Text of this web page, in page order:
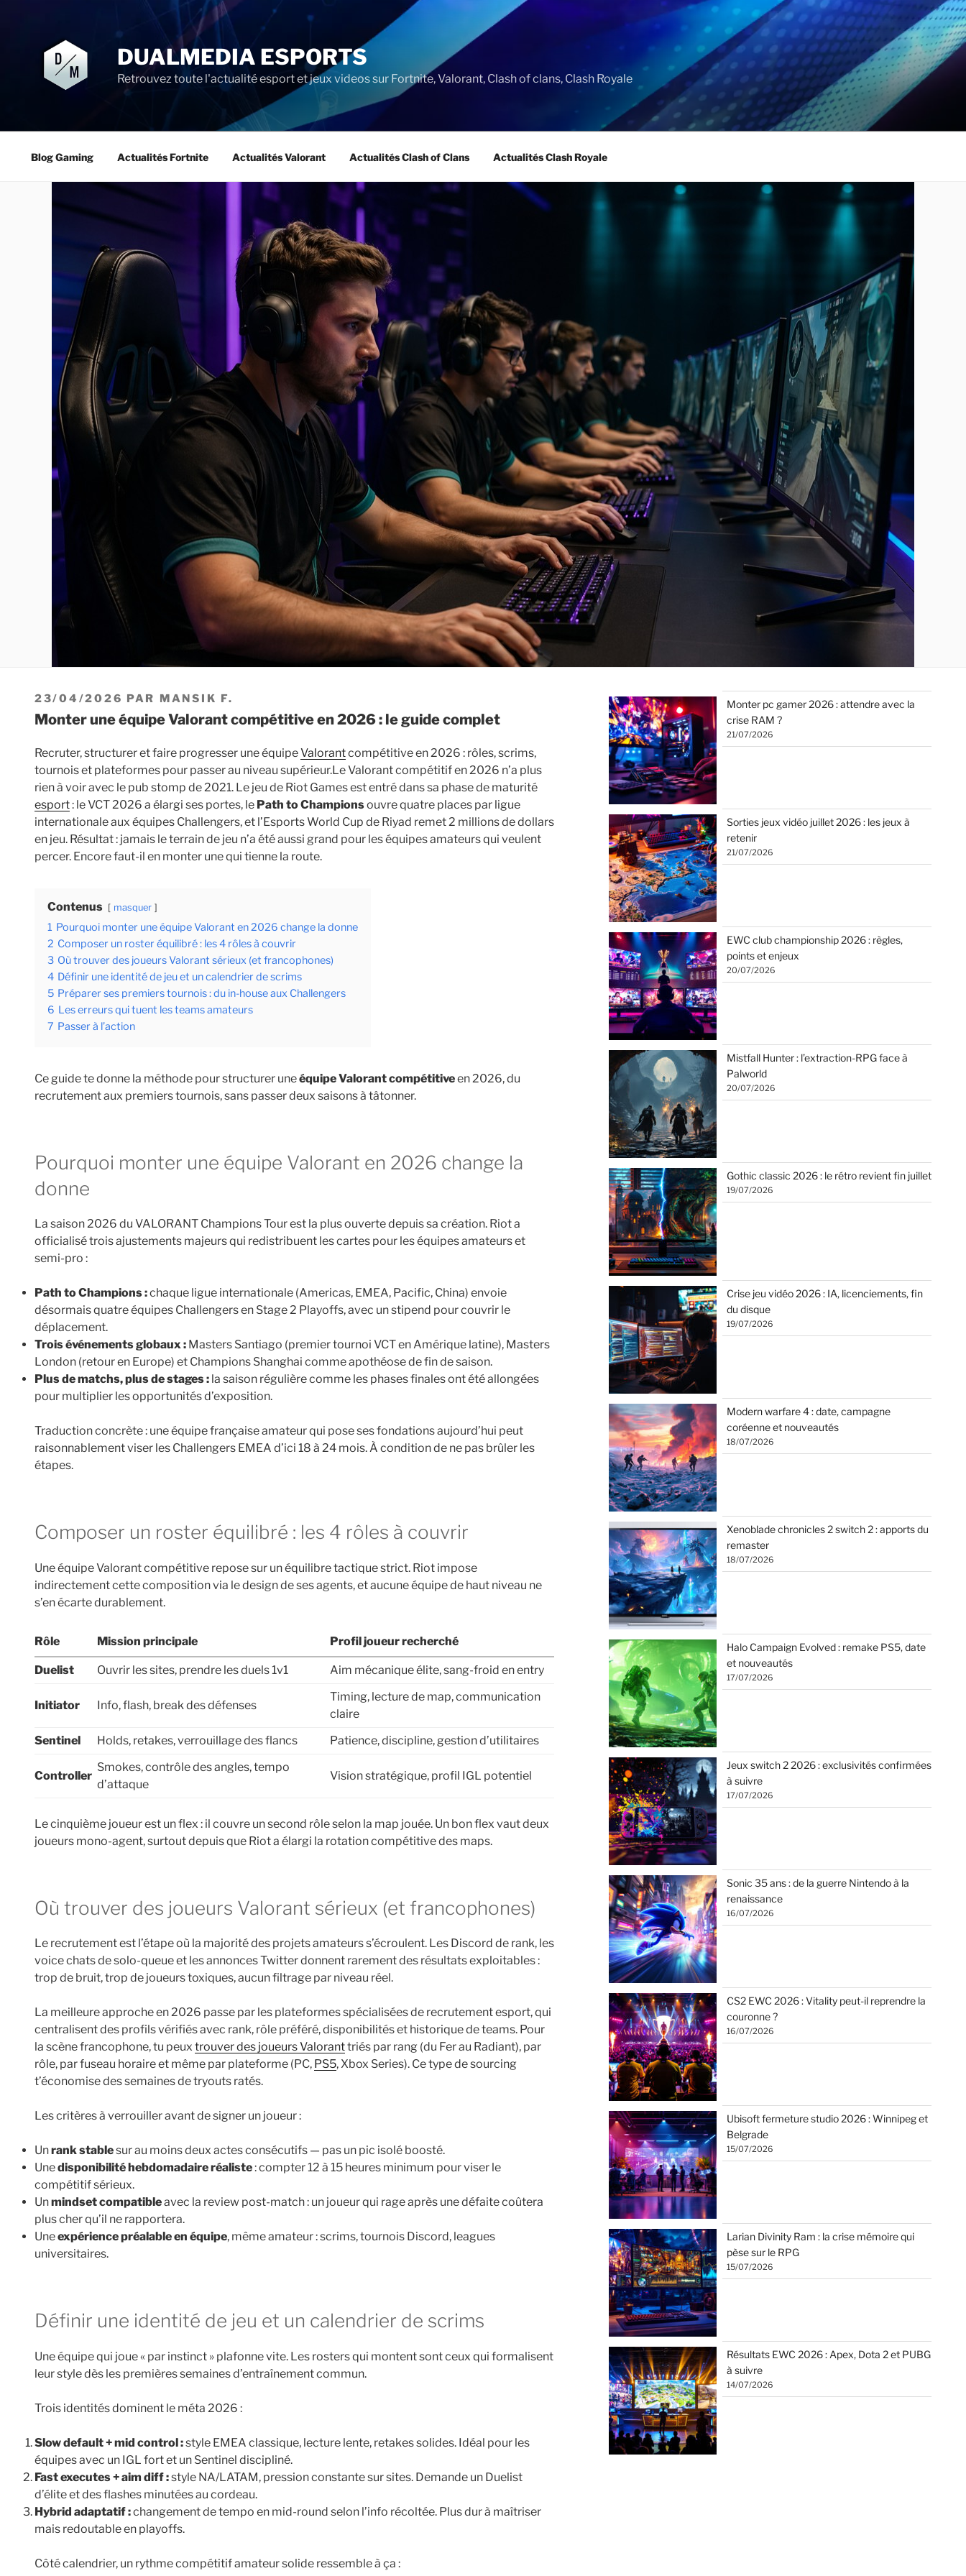
principal
DUALMEDIA ESPORTS
Retrouvez toute l'actualité esport et jeux videos sur Fortnite, Valorant, Clash of clans, Clash Royale
Blog Gaming Actualités Fortnite Actualités Valorant Actualités Clash of Clans Actualités Clash Royale
PUBLIÉ
LE
23/04/2026 PAR MANSIK F.
Monter une équipe Valorant compétitive en 2026 : le guide complet
Recruter, structurer et faire progresser une équipeValorantcompétitive en 2026 : rôles, scrims,
tournois et plateformes pour passer au niveau supérieur.Le Valorant compétitif en 2026 n’a plus
rien à voir avec le pub stomp de 2021. Le jeu de Riot Games est entré dans sa phase de maturité
esport: le VCT 2026 a élargi ses portes, le Path to Championsouvre quatre places par ligue
internationale aux équipes Challengers, et l’Esports World Cup de Riyad remet 2 millions de dollars
en jeu. Résultat : jamais le terrain de jeu n’a été aussi grand pour les équipes amateurs qui veulent
percer. Encore faut-il en monter une qui tienne la route.
Contenus masquer
1 Pourquoi monter une équipe Valorant en 2026 change la donne
2 Composer un roster équilibré : les 4 rôles à couvrir
3 Où trouver des joueurs Valorant sérieux (et francophones)
4 Définir une identité de jeu et un calendrier de scrims
5 Préparer ses premiers tournois : du in-house aux Challengers
6 Les erreurs qui tuent les teams amateurs
7 Passer à l’action
Ce guide te donne la méthode pour structurer uneéquipe Valorant compétitiveen 2026, du
recrutement aux premiers tournois, sans passer deux saisons à tâtonner.
Pourquoi monter une équipe Valorant en 2026 change la
donne
La saison 2026 du VALORANT Champions Tour est la plus ouverte depuis sa création. Riot a
officialisé trois ajustements majeurs qui redistribuent les cartes pour les équipes amateurs et
semi-pro :
Path to Champions :chaque ligue internationale (Americas, EMEA, Pacific, China) envoie
désormais quatre équipes Challengers en Stage 2 Playoffs, avec un stipend pour couvrir le
déplacement.
Trois événements globaux : Masters Santiago (premier tournoi VCT en Amérique latine), Masters
London (retour en Europe) et Champions Shanghai comme apothéose de fin de saison.
Plus de matchs, plus de stages : la saison régulière comme les phases finales ont été allongées
pour multiplier les opportunités d’exposition.
Traduction concrète : une équipe française amateur qui pose ses fondations aujourd’hui peut
raisonnablement viser les Challengers EMEA d’ici 18 à 24 mois. À condition de ne pas brûler les
étapes.
Composer un roster équilibré : les 4 rôles à couvrir
Une équipe Valorant compétitive repose sur un équilibre tactique strict. Riot impose
indirectement cette composition via le design de ses agents, et aucune équipe de haut niveau ne
s’en écarte durablement.
Rôle Mission principale Profil joueur recherché
Duelist Ouvrir les sites, prendre les duels 1v1 Aim mécanique élite, sang-froid en entry
Initiator Info, flash, break des défenses
Timing, lecture de map, communication
claire
Sentinel
Holds, retakes, verrouillage des flancs Patience, discipline, gestion d’utilitaires
Controller
Smokes, contrôle des angles, tempo
d’attaque
Vision stratégique, profil IGL potentiel
Le cinquième joueur est un flex : il couvre un second rôle selon la map jouée. Un bon flex vaut deux
joueurs mono-agent, surtout depuis que Riot a élargi la rotation compétitive des maps.
Où trouver des joueurs Valorant sérieux (et francophones)
Le recrutement est l’étape où la majorité des projets amateurs s’écroulent. Les Discord de rank, les
voice chats de solo-queue et les annonces Twitter donnent rarement des résultats exploitables :
trop de bruit, trop de joueurs toxiques, aucun filtrage par niveau réel.
La meilleure approche en 2026 passe par les plateformes spécialisées de recrutement esport, qui
centralisent des profils vérifiés avec rank, rôle préféré, disponibilités et historique de teams. Pour
la scène francophone, tu peux trouver des joueurs Valoranttriés par rang (du Fer au Radiant), par
rôle, par fuseau horaire et même par plateforme (PC, PS5, Xbox Series). Ce type de sourcing
t’économise des semaines de tryouts ratés.
Les critères à verrouiller avant de signer un joueur :
Unrank stablesur au moins deux actes consécutifs — pas un pic isolé boosté.
Unedisponibilité hebdomadaire réaliste: compter 12 à 15 heures minimum pour viser le
compétitif sérieux.
Unmindset compatibleavec la review post-match : un joueur qui rage après une défaite coûtera
plus cher qu’il ne rapportera.
Uneexpérience préalable en équipe, même amateur : scrims, tournois Discord, leagues
universitaires.
Définir une identité de jeu et un calendrier de scrims
Une équipe qui joue « par instinct » plafonne vite. Les rosters qui montent sont ceux qui formalisent
leur style dès les premières semaines d’entraînement commun.
Trois identités dominent le méta 2026 :
Slow default + mid control :style EMEA classique, lecture lente, retakes solides. Idéal pour les
équipes avec un IGL fort et un Sentinel discipliné.
Fast executes + aim diff :style NA/LATAM, pression constante sur sites. Demande un Duelist
d’élite et des flashes minutées au cordeau.
Hybrid adaptatif :changement de tempo en mid-round selon l’info récoltée. Plus dur à maîtriser
mais redoutable en playoffs.
Côté calendrier, un rythme compétitif amateur solide ressemble à ça :
Monter pc gamer 2026 : attendre avec la
crise RAM ?
21/07/2026
Sorties jeux vidéo juillet 2026 : les jeux à
retenir
21/07/2026
EWC club championship 2026 : règles,
points et enjeux
20/07/2026
Mistfall Hunter : l’extraction-RPG face à
Palworld
20/07/2026
Gothic classic 2026 : le rétro revient fin juillet
19/07/2026
Crise jeu vidéo 2026 : IA, licenciements, fin
du disque
19/07/2026
Modern warfare 4 : date, campagne
coréenne et nouveautés
18/07/2026
Xenoblade chronicles 2 switch 2 : apports du
remaster
18/07/2026
Halo Campaign Evolved : remake PS5, date
et nouveautés
17/07/2026
Jeux switch 2 2026 : exclusivités confirmées
à suivre
17/07/2026
Sonic 35 ans : de la guerre Nintendo à la
renaissance
16/07/2026
CS2 EWC 2026 : Vitality peut-il reprendre la
couronne ?
16/07/2026
Ubisoft fermeture studio 2026 : Winnipeg et
Belgrade
15/07/2026
Larian Divinity Ram : la crise mémoire qui
pèse sur le RPG
15/07/2026
Résultats EWC 2026 : Apex, Dota 2 et PUBG
à suivre
14/07/2026